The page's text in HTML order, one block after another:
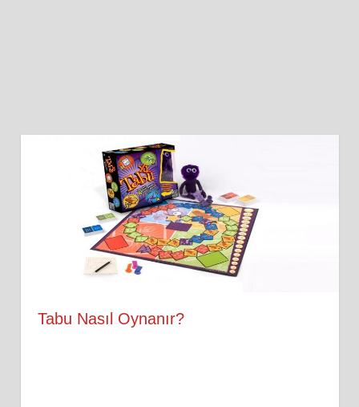
Tabu Nasıl Oynanır?